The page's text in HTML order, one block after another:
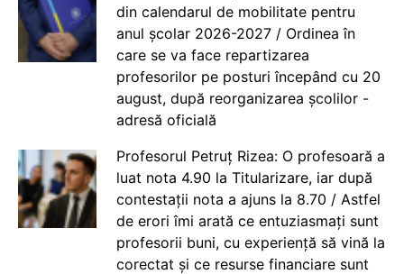
din calendarul de mobilitate pentru
anul școlar 2026-2027 / Ordinea în
care se va face repartizarea
profesorilor pe posturi începând cu 20
august, după reorganizarea școlilor -
adresă oficială
Profesorul Petruț Rizea: O profesoară a
luat nota 4.90 la Titularizare, iar după
contestații nota a ajuns la 8.70 / Astfel
de erori îmi arată ce entuziasmați sunt
profesorii buni, cu experiență să vină la
corectat și ce resurse financiare sunt